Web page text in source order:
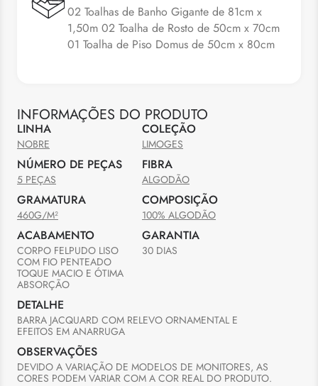
02 Toalhas de Banho Gigante de 81cm x
1,50m 02 Toalha de Rosto de 50cm x 70cm
01 Toalha de Piso Domus de 50cm x 80cm
INFORMAÇÕES DO PRODUTO
LINHA
NOBRE
COLEÇÃO
LIMOGES
NÚMERO DE PEÇAS
5 PEÇAS
FIBRA
ALGODÃO
GRAMATURA
460G/M²
COMPOSIÇÃO
100% ALGODÃO
ACABAMENTO
CORPO FELPUDO LISO
COM FIO PENTEADO
TOQUE MACIO E ÓTIMA
ABSORÇÃO
DETALHE
BARRA JACQUARD COM RELEVO ORNAMENTAL E
EFEITOS EM ANARRUGA
GARANTIA
30 DIAS
OBSERVAÇÕES
DEVIDO A VARIAÇÃO DE MODELOS DE MONITORES, AS
CORES PODEM VARIAR COM A COR REAL DO PRODUTO.